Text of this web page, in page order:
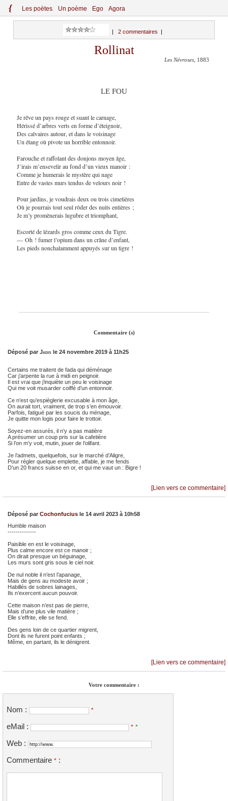
{ Les poètes Un poème Ego Agora
2 commentaires
Rollinat
Les Névroses , 1883
LE FOU
Je rêve un pays rouge et suant le carnage,
Hérissé d’arbres verts en forme d’éteignoir,
Des calvaires autour, et dans le voisinage
Un étang où pivote un horrible entonnoir.
Farouche et raffolant des donjons moyen âge,
J’irais m’ensevelir au fond d’un vieux manoir :
Comme je humerais le mystère qui nage
Entre de vastes murs tendus de velours noir !
Pour jardins, je voudrais deux ou trois cimetières
Où je pourrais tout seul rôder des nuits entières ;
Je m’y promènerais lugubre et triomphant,
Escorté de lézards gros comme ceux du Tigre.
— Oh ! fumer l’opium dans un crâne d’enfant,
Les pieds nonchalamment appuyés sur un tigre !
Commentaire (s)
Déposé par Jadis le 24 novembre 2019 à 11h25
Certains me traitent de fada qui déménage
Car j’arpente la rue à midi en peignoir.
Il est vrai que j’inquiète un peu le voisinage
Qui me voit musarder coiffé d’un entonnoir.
Ce n’est qu’espièglerie excusable à mon âge,
On aurait tort, vraiment, de trop s’en émouvoir.
Parfois, fatigué par les soucis du ménage,
Je quitte mon logis pour faire le trottoir.
Soyez-en assurés, il n’y a pas matière
A présumer un coup pris sur la cafetière
Si l’on m’y voit, mutin, jouer de l’olifant.
Je l’admets, quelquefois, sur le marché d’Aligre,
Pour régler quelque emplette, affable, je me fends
D’un 20 francs suisse en or, et qui me vaut un : Bigre !
[Lien vers ce commentaire]
Déposé par Cochonfucius le 14 avril 2023 à 10h58
Humble maison
--------------
Paisible en est le voisinage,
Plus calme encore est ce manoir ;
On dirait presque un béguinage,
Les murs sont gris sous le ciel noir.
De nul noble il n’est l’apanage,
Mais de gens au modeste avoir ;
Habillés de sobres lainages,
Ils n’exercent aucun pouvoir.
Cette maison n’est pas de pierre,
Mais d’une plus vile matière ;
Elle s’effrite, elle se fend.
Des gens loin de ce quartier migrent,
Dont ils ne furent point enfants ;
Même, en partant, ils le dénigrent.
[Lien vers ce commentaire]
Votre commentaire :
Nom : *
eMail : * *
Web :
Commentaire * :